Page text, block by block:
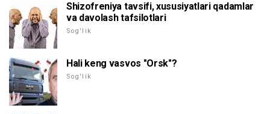
Shizofreniya tavsifi, xususiyatlari qadamlar
va davolash tafsilotlari
Sog'lik
Hali keng vasvos "Orsk"?
Sog'lik